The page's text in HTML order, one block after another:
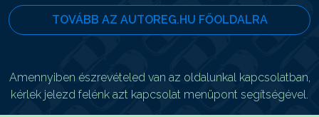
TOVÁBB AZ AUTOREG.HU FŐOLDALRA
Amennyiben észrevételed van az oldalunkal kapcsolatban,
kérlek jelezd felénk azt kapcsolat menüpont segítségével.